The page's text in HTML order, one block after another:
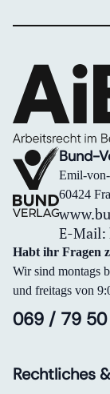
Bund-
Emil-
60424
E-Mail:
Habt ihr Fragen
Wir sind montags
und freitags von
069 / 79
Rechtliches